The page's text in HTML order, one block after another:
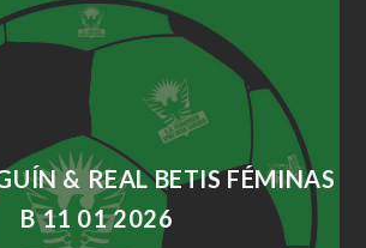
& REAL BETIS FÉMINAS
B 11 01 2026